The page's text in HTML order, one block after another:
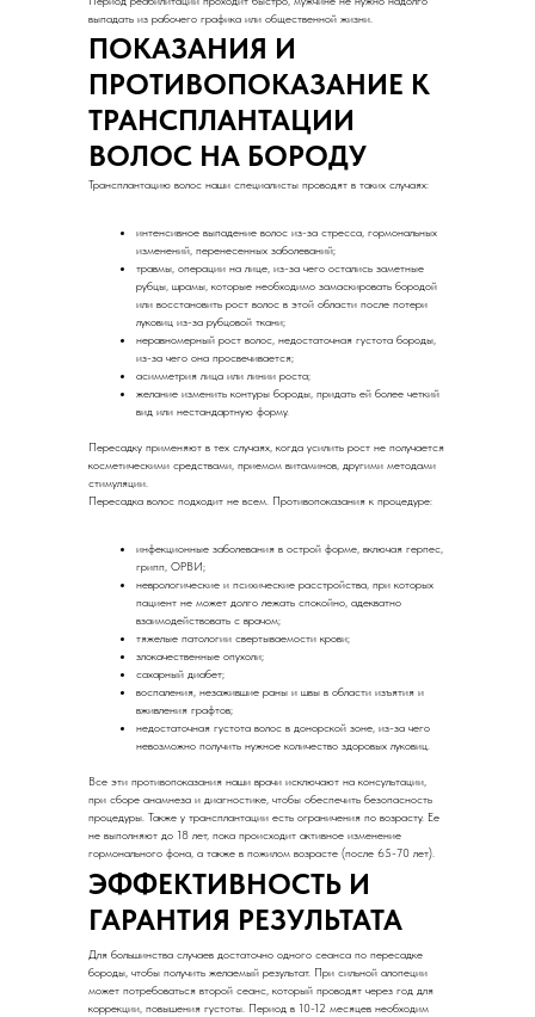
выпадать из рабочего графика или общественной жизни.
ПОКАЗАНИЯ И
ПРОТИВОПОКАЗАНИЕ К
ТРАНСПЛАНТАЦИИ
ВОЛОС НА БОРОДУ
Трансплантацию волос наши специалисты проводят в таких случаях:
интенсивное выпадение волос из-за стресса, гормональных
изменений, перенесенных заболеваний;
травмы, операции на лице, из-за чего остались заметные
рубцы, шрамы, которые необходимо замаскировать бородой
или восстановить рост волос в этой области после потери
луковиц из-за рубцовой ткани;
неравномерный рост волос, недостаточная густота бороды,
из-за чего она просвечивается;
асимметрия лица или линии роста;
желание изменить контуры бороды, придать ей более четкий
вид или нестандартную форму.
Пересадку применяют в тех случаях, когда усилить рост не получается
косметическими средствами, приемом витаминов, другими методами
стимуляции.
Пересадка волос подходит не всем. Противопоказания к процедуре:
инфекционные заболевания в острой форме, включая герпес,
грипп, ОРВИ;
неврологические и психические расстройства, при которых
пациент не может долго лежать спокойно, адекватно
взаимодействовать с врачом;
тяжелые патологии свертываемости крови;
злокачественные опухоли;
сахарный диабет;
воспаления, незажившие раны и швы в области изъятия и
вживления графтов;
недостаточная густота волос в донорской зоне, из-за чего
невозможно получить нужное количество здоровых луковиц.
Все эти противопоказания наши врачи исключают на консультации,
при сборе анамнеза и диагностике, чтобы обеспечить безопасность
процедуры. Также у трансплантации есть ограничения по возрасту. Ее
не выполняют до 18 лет, пока происходит активное изменение
гормонального фона, а также в пожилом возрасте (после 65-70 лет).
ЭФФЕКТИВНОСТЬ И
ГАРАНТИЯ РЕЗУЛЬТАТА
Для большинства случаев достаточно одного сеанса по пересадке
бороды, чтобы получить желаемый результат. При сильной алопеции
может потребоваться второй сеанс, который проводят через год для
коррекции, повышения густоты. Период в 10-12 месяцев необходим